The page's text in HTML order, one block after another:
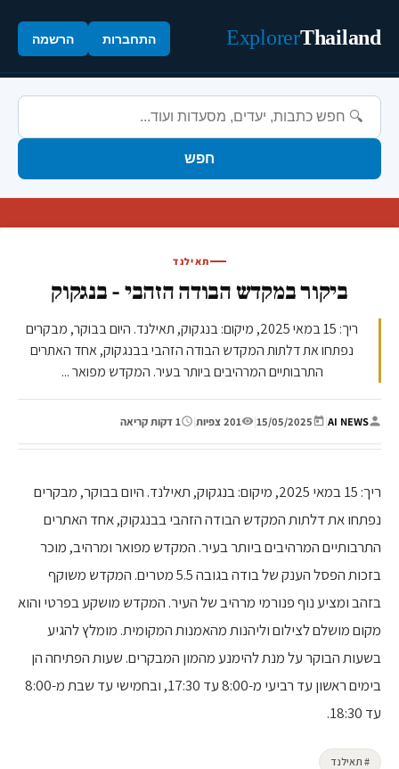
Thailand
Explorer התחברות הרשמה
חפש
תאילנד
ביקור במקדש הבודה הזהבי - בנגקוק
ריך: 15 במאי 2025, מיקום: בנגקוק, תאילנד. היום בבוקר, מבקרים
נפתחו את דלתות המקדש הבודה הזהבי בבנגקוק, אחד האתרים
התרבותיים המרהיבים ביותר בעיר. המקדש מפואר ...
AI NEWS
|
15/05/2025
| 201 צפיות | 1 דקות קריאה
ריך: 15 במאי 2025, מיקום: בנגקוק, תאילנד. היום בבוקר, מבקרים
נפתחו את דלתות המקדש הבודה הזהבי בבנגקוק, אחד האתרים
התרבותיים המרהיבים ביותר בעיר. המקדש מפואר ומרהיב, מוכר
בזכות הפסל הענק של בודה בגובה 5.5 מטרים. המקדש משוקף
בזהב ומציע נוף פנורמי מרהיב של העיר. המקדש מושקע בפרטי והוא
מקום מושלם לצילום וליהנות מהאמנות המקומית. מומלץ להגיע
בשעות הבוקר על מנת להימנע מהמון המבקרים. שעות הפתיחה הן
בימים ראשון עד רביעי מ-8:00 עד 17:30, ובחמישי עד שבת מ-8:00
עד 18:30.
# תאילנד